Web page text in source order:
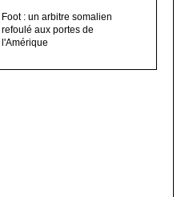
Foot : un arbitre somalien
refoulé aux portes de
l'Amérique